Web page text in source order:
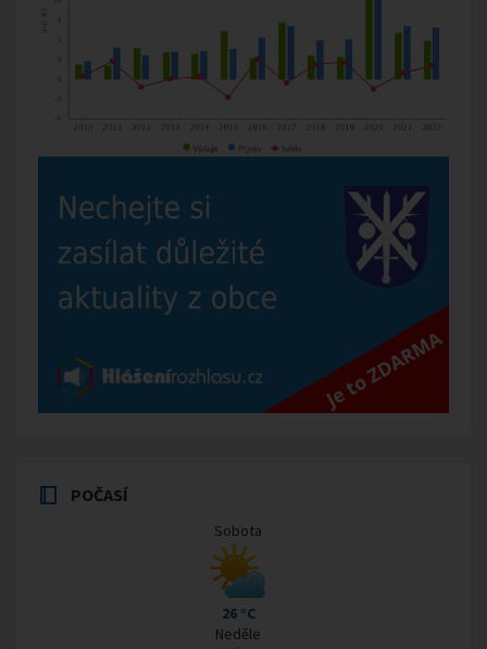
POČASÍ
Sobota
26 °C
Neděle